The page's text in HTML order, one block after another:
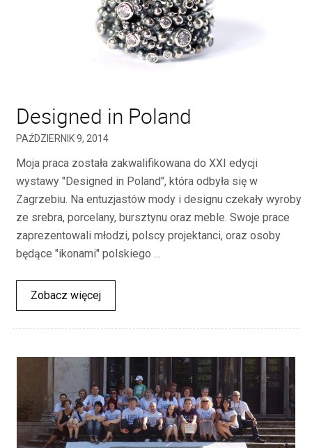
Designed in Poland
PAŹDZIERNIK 9, 2014
Moja praca została zakwalifikowana do XXI edycji
wystawy "Designed in Poland", która odbyła się w
Zagrzebiu. Na entuzjastów mody i designu czekały wyroby
ze srebra, porcelany, bursztynu oraz meble. Swoje prace
zaprezentowali młodzi, polscy projektanci, oraz osoby
będące "ikonami" polskiego ...
Zobacz więcej